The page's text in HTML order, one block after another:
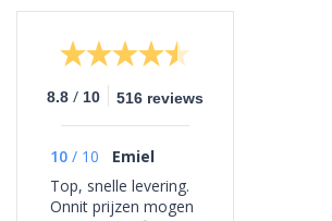
8.8 / 10 516 reviews
10 / 10
Emiel
Top, snelle levering.
Onnit prijzen mogen